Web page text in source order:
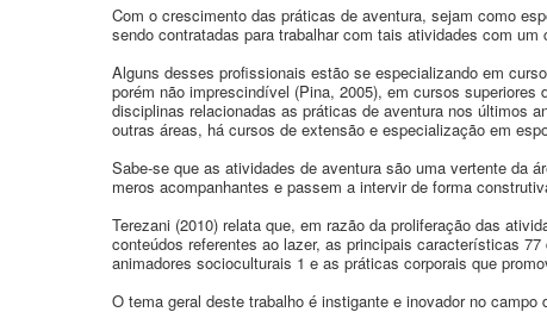
Com o crescimento das práticas de aventura, sejam como
sendo contratadas para trabalhar com tais atividades com
Alguns desses profissionais estão se especializando em
porém não imprescindível (Pina, 2005), em cursos
disciplinas relacionadas as práticas de aventura nos últimos
outras áreas, há cursos de extensão e especialização em
Sabe-se que as atividades de aventura são uma vertente da
meros acompanhantes e passem a intervir de forma
Terezani (2010) relata que, em razão da proliferação das
conteúdos referentes ao lazer, as principais características
animadores socioculturais 1 e as práticas corporais que
O tema geral deste trabalho é instigante e inovador no